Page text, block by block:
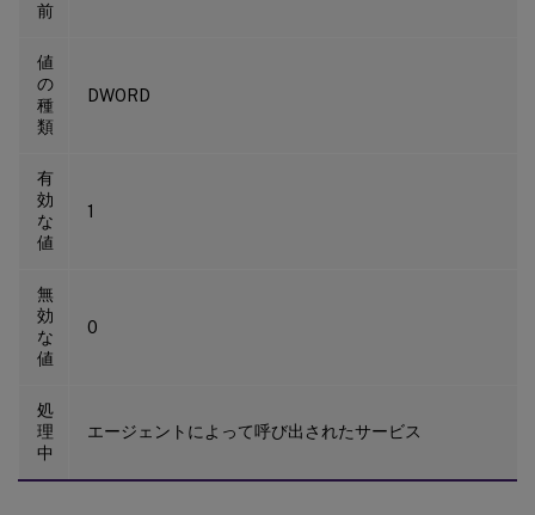
前
値
の
種
類
DWORD
有
効
な
値
1
無
効
な
値
0
処
理
中
エージェントによって呼び出されたサービス